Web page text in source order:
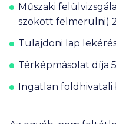
Műszaki
szokott felmerülni)
Tulajdoni lap
Térképmásolat díja
Ingatlan földhivatali